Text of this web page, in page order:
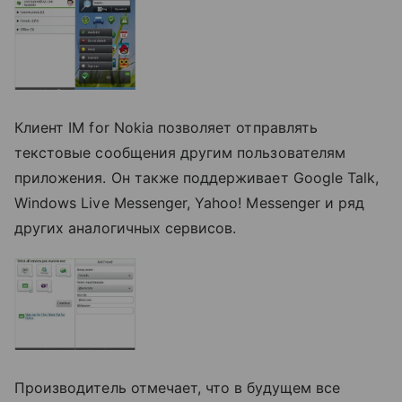
Клиент IM for Nokia позволяет отправлять
текстовые сообщения другим пользователям
приложения. Он также поддерживает Google Talk,
Windows Live Messenger, Yahoo! Messenger и ряд
других аналогичных сервисов.
Производитель отмечает, что в будущем все